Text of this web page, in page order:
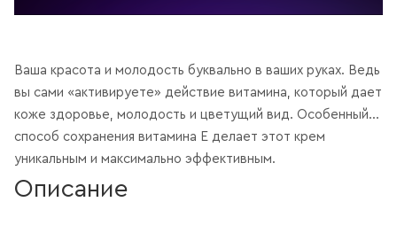
Ваша красота и молодость буквально в ваших руках. Ведь
вы сами «активируете» действие витамина, который дает
коже здоровье, молодость и цветущий вид. Особенный
способ сохранения витамина Е делает этот крем
уникальным и максимально эффективным.
Описание